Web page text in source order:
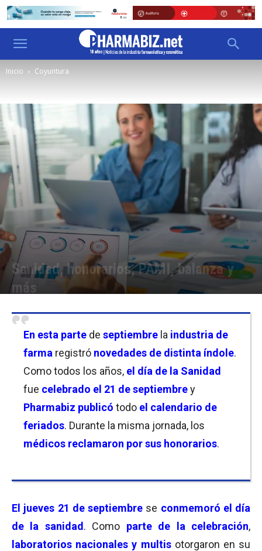
Inicio Coyuntura
Sanidad, honorarios, PAMI, balanza y
más
En esta parte de septiembre la industria de
farma registró novedades de distinta índole.
Como todos los años, el día de la Sanidad
fue celebrado el 21 de septiembrey
Pharmabiz publicó todo el calendario de
feriados. Durante la misma jornada, los
médicos reclamaron por sus honorarios.
El jueves 21 de septiembre se conmemoró el día
de la sanidad . Como parte de la celebración,
laboratorios nacionales y multis otorgaron en su